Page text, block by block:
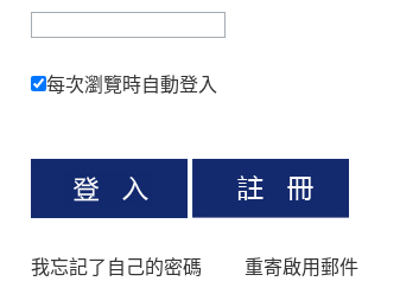
每次瀏覽時自動登入
我忘記了自己的密碼 重寄啟用郵件